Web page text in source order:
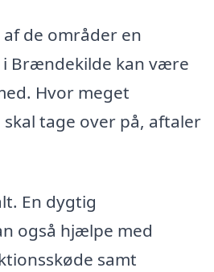
de områder en
Brændekilde kan være
Hvor meget
tage over på, aftaler
En dygtig
også hjælpe med
samt